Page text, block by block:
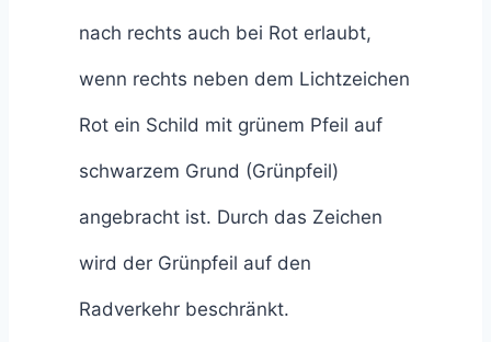
nach rechts auch bei Rot erlaubt,
wenn rechts neben dem Lichtzeichen
Rot ein Schild mit grünem Pfeil auf
schwarzem Grund (Grünpfeil)
angebracht ist. Durch das Zeichen
wird der Grünpfeil auf den
Radverkehr beschränkt.